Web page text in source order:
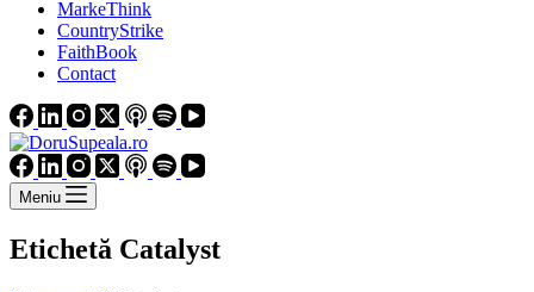
MarkeThink
CountryStrike
FaithBook
Contact
Meniu
Etichetă Catalyst